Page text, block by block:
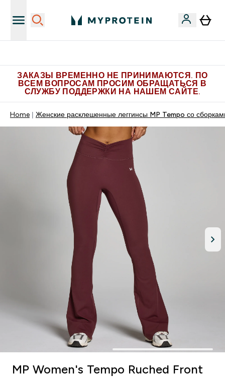
ЗАКАЗЫ ВРЕМЕННО НЕ ПРИНИМАЮТСЯ. ПО
ВСЕМ ВОПРОСАМ ПРОСИМ ОБРАЩАТЬСЯ В
СЛУЖБУ ПОДДЕРЖКИ НА НАШЕМ САЙТЕ.
Home Женские расклешенные леггинсы MP Tempo со
MP Women's Tempo Ruched Front